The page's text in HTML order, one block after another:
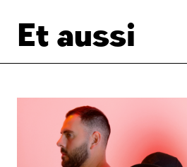
Et aussi